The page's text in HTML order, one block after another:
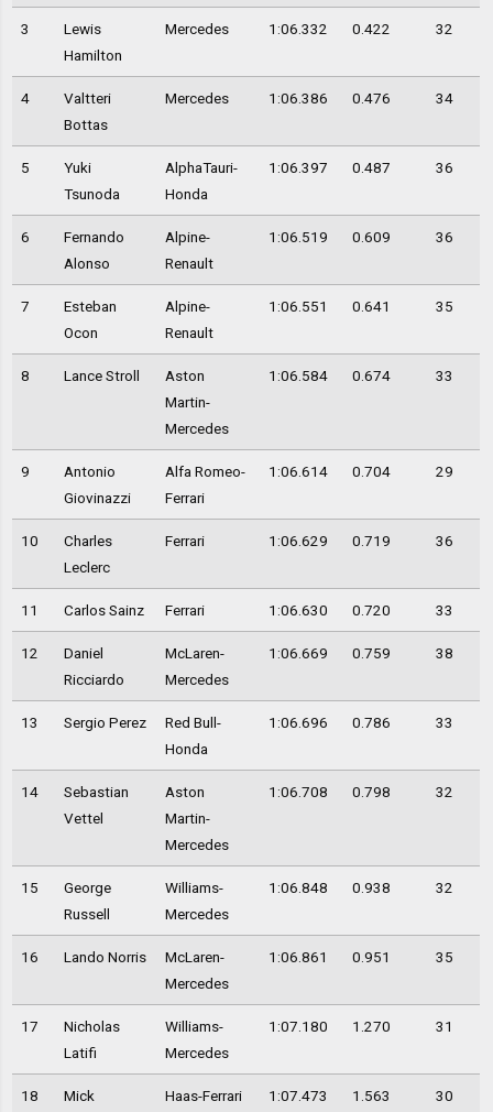
3
Lewis
Hamilton
Mercedes 1:06.332 0.422 32
4
Valtteri
Bottas
Mercedes 1:06.386 0.476 34
5
Yuki
Tsunoda
AlphaTauri-
Honda
1:06.397 0.487 36
6
Fernando
Alonso
Alpine-
Renault
1:06.519 0.609 36
7
Esteban
Ocon
Alpine-
Renault
1:06.551 0.641 35
8 Lance Stroll
Aston
Martin-
Mercedes
1:06.584 0.674 33
9
Antonio
Giovinazzi
Alfa Romeo-
Ferrari
1:06.614 0.704 29
10
Charles
Leclerc
Ferrari 1:06.629 0.719 36
11 Carlos Sainz Ferrari 1:06.630 0.720 33
12
Daniel
Ricciardo
McLaren-
Mercedes
1:06.669 0.759 38
13 Sergio Perez
Red Bull-
Honda
1:06.696 0.786 33
14
Sebastian
Vettel
Aston
Martin-
Mercedes
1:06.708 0.798 32
15
George
Russell
Williams-
Mercedes
1:06.848 0.938 32
16 Lando Norris
McLaren-
Mercedes
1:06.861 0.951 35
17
Nicholas
Latifi
Williams-
Mercedes
1:07.180 1.270 31
18
Mick
Haas-Ferrari 1:07.473 1.563 30